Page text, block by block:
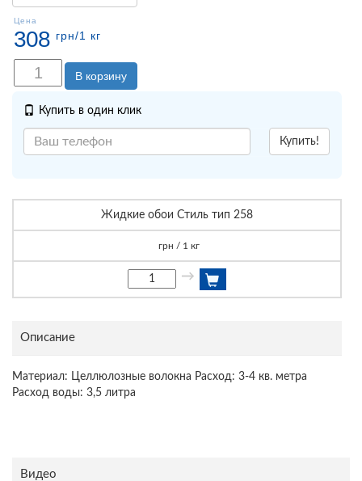
Цена
308 грн/1 кг
В корзину
Купить в один клик
Купить!
Жидкие обои Стиль тип 258
грн / 1 кг
→
Описание
Материал: Целлюлозные волокна Расход: 3-4 кв. метра
Расход воды: 3,5 литра
Видео